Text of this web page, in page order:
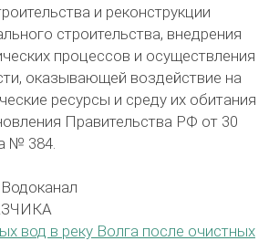
и реконструкции
строительства, внедрения
процессов и осуществления
оказывающей воздействие на
ресурсы и среду их обитания
Правительства РФ от 30
№ 384.
вод в реку Волга после очистных